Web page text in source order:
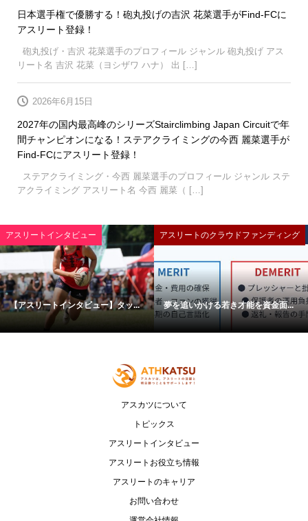
日本選手権で優勝する！砲丸投げの吉沢 花菜選手がFind-FCに
アスリート登録！
砲丸投げ・吉沢 花菜選手のプロフィール ジャンル 砲丸投げ アス
リート名 吉沢 花菜（ヨシザワ ハナ） 出 […]
2027年の国内最高峰のシリーズStairclimbing Japan Circuitで年
間チャンピオンになる！ステアクライミングの今西 麗菜選手が
Find-FCにアスリート登録！
2026年6月15日
ステアクライミング・今西 麗菜選手のプロフィール ジャンル ステ
アクライミング アスリート名 今西 麗菜（ […]
アスリートインタビュー
【アスリートインタビュー】タッ...
アスリートのクラウドファンディング
夢を追いかける若き才能を資金面...
アスカツについて
トピックス
アスリートインタビュー
アスリートお役立ち情報
アスリートのキャリア
お問い合わせ